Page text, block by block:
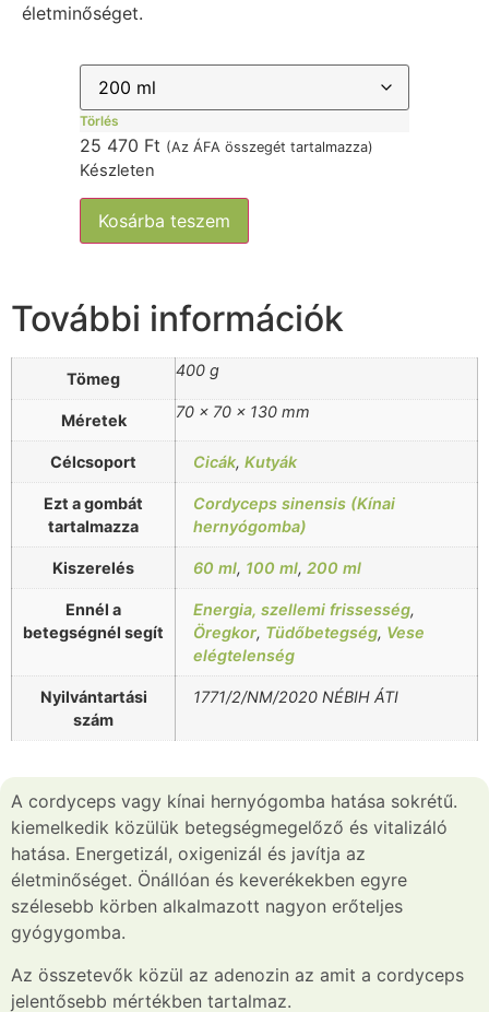
életminőséget.
Törlés
25 470 Ft (Az ÁFA összegét tartalmazza)
Készleten
Kosárba teszem
További információk
Tömeg 400 g
Méretek 70 × 70 × 130 mm
Célcsoport Cicák, Kutyák
Ezt a gombát
tartalmazza
Cordyceps sinensis (Kínai
hernyógomba)
Kiszerelés 60 ml, 100 ml, 200 ml
Ennél a
betegségnél segít
Energia, szellemi frissesség,
Öregkor, Tüdőbetegség, Vese
elégtelenség
Nyilvántartási
szám
1771/2/NM/2020 NÉBIH ÁTI
A cordyceps vagy kínai hernyógomba hatása sokrétű.
kiemelkedik közülük betegségmegelőző és vitalizáló
hatása. Energetizál, oxigenizál és javítja az
életminőséget. Önállóan és keverékekben egyre
szélesebb körben alkalmazott nagyon erőteljes
gyógygomba.
Az összetevők közül az adenozin az amit a cordyceps
jelentősebb mértékben tartalmaz.